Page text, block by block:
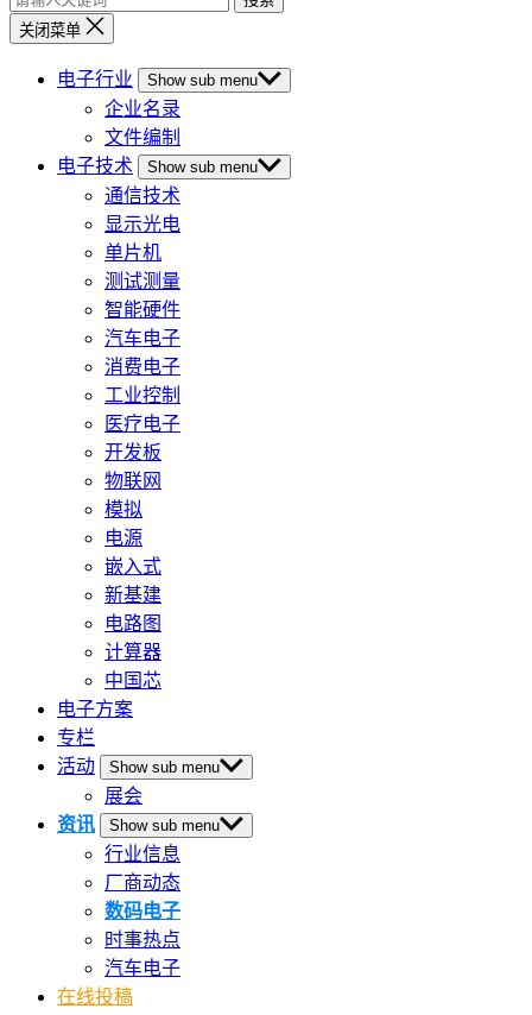
关闭菜单
电子行业 Show sub menu
企业名录
文件编制
电子技术
Show sub menu
通信技术
显示光电
单片机
测试测量
智能硬件
汽车电子
消费电子
工业控制
医疗电子
开发板
物联网
模拟
电源
嵌入式
新基建
电路图
计算器
中国芯
电子方案
专栏
活动
Show sub menu
展会
资讯
Show sub menu
行业信息
厂商动态
数码电子
时事热点
汽车电子
在线投稿